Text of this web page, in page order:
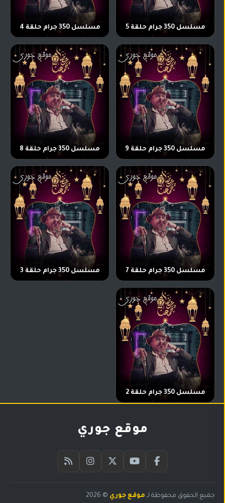
مسلسل 350 جرام حلقة 5 مسلسل 350 جرام حلقة 4
مسلسل 350 جرام حلقة 9 مسلسل 350 جرام حلقة 8
مسلسل 350 جرام حلقة 7 مسلسل 350 جرام حلقة 3
مسلسل 350 جرام حلقة 2
موقع جوري
جميع الحقوق محفوظة لـ موقع جوري © 2026